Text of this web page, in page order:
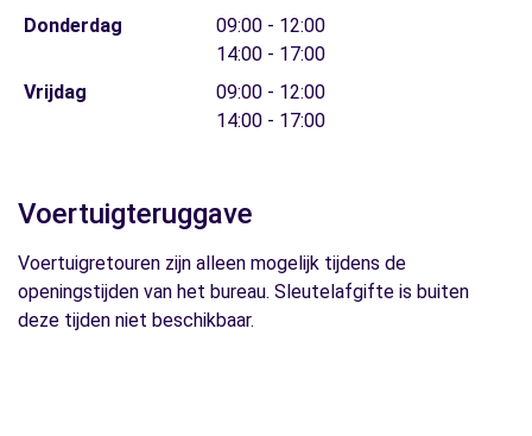
Donderdag
09:00 - 12:00
14:00 - 17:00
Vrijdag
09:00 - 12:00
14:00 - 17:00
Voertuigteruggave
Voertuigretouren zijn alleen mogelijk tijdens de
openingstijden van het bureau. Sleutelafgifte is buiten
deze tijden niet beschikbaar.